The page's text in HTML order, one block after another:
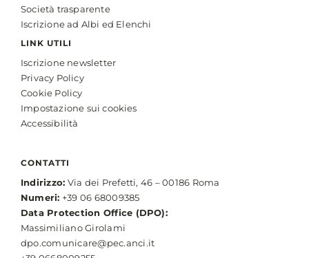
Società trasparente
Iscrizione ad Albi ed Elenchi
LINK UTILI
Iscrizione newsletter
Privacy Policy
Cookie Policy
Impostazione sui cookies
Accessibilità
CONTATTI
Indirizzo: Via dei Prefetti, 46 – 00186 Roma
Numeri: +39 06 68009385
Data Protection Office (DPO):
Massimiliano Girolami
dpo.comunicare@pec.anci.it